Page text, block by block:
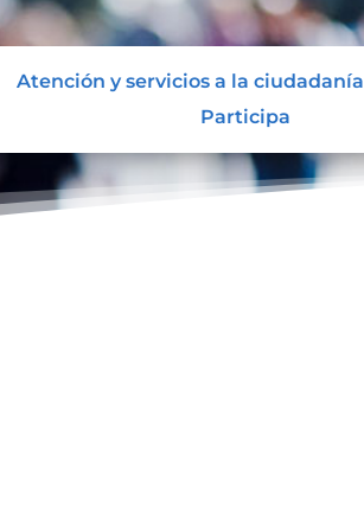
Atención y servicios a la ciudadanía
Participa